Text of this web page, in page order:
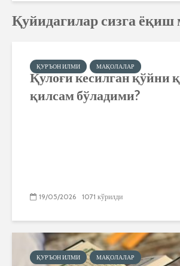
Қуйидагилар сизга
ҚУРЪОН ИЛМИ МАҚОЛАЛАР
Қулоғи кесилган қўйни
қилсам бўладими?
19/05/2026 1071 кўрилди
ҚУРЪОН ИЛМИ МАҚОЛАЛАР